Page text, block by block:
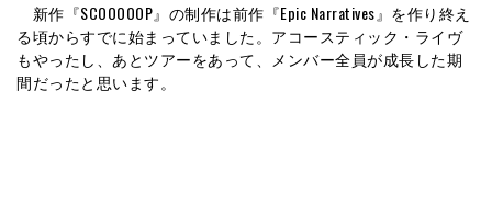
新作『SCOOOOOP』の制作は前作『Epic Narratives』を作り終え
る頃からすでに始まっていました。アコースティック・ライヴ
もやったし、あとツアーをあって、メンバー全員が成長した期
間だったと思います。